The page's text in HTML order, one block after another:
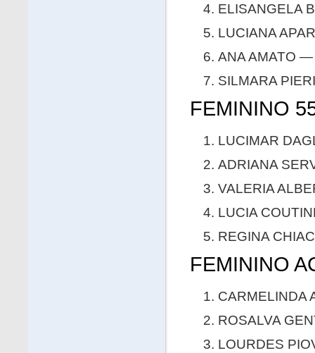
ELISANGELA
LUCIANA
ANA AMATO
SILMARA
FEMININO
LUCIMAR
ADRIANA
VALERIA
LUCIA
REGINA
FEMININO
CARMELINDA
ROSALVA
LOURDES